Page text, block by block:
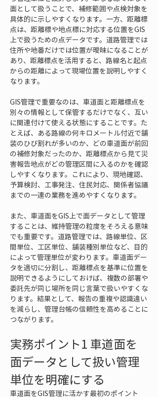
面として扱うことで、補修範囲や点検対象を
具体的に示しやすくなります。一方、距離標
点は、距離標や地点標に対応する位置をGIS
上で扱うための点データです。道路管理では
住所や地番だけでは位置が曖昧になることが
あり、距離標点を活用すると、路線名と起点
からの距離によって現場位置を説明しやすく
なります。
GIS管理で重要なのは、車道面と距離標点を
別々の情報として保管するだけでなく、互い
に関連付けて使える状態にすることです。た
とえば、ある路線の何キロメートル付近で舗
装のひび割れが多いのか、どの車道面が前回
の補修対象だったのか、距離標点から見て災
害報告地点がどの管理区間に入るのかを確認
しやすくなります。これにより、現地確認、
予算検討、工事発注、住民対応、関係者協議
までの一連の業務を進めやすくなります。
また、車道面をGIS上で面データとして管理
することは、維持管理の粒度をそろえる意味
でも重要です。道路管理では、路線単位、区
間単位、工区単位、舗装種別単位など、目的
によって管理単位が変わります。車道面デー
タを適切に分割し、距離標点を基準に位置を
説明できるようにしておけば、複数の部署や
委託先が同じ場所を同じ言葉で扱いやすくな
ります。結果として、報告の重複や認識違い
を減らし、管理台帳の信頼性を高めることに
つながります。
実務ポイント1 車道面を
面データとして扱い管理
単位を明確にする
車道面をGIS管理に活かす最初のポイント